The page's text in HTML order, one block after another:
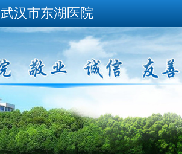
武汉市东湖医院